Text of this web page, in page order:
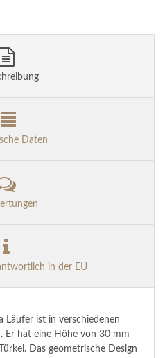
Daten
in der EU
Läufer ist in verschiedenen
Er hat eine Höhe von 30 mm
Das geometrische Design